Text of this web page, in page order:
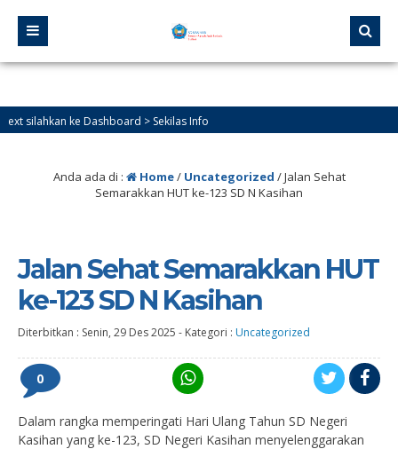
ke Dashboard > Sekilas Info
Anda ada di : Home/ Uncategorized /Jalan Sehat
Semarakkan HUT ke-123 SD N Kasihan
Jalan Sehat Semarakkan HUT
ke-123 SD N Kasihan
Diterbitkan : Senin, 29 Des 2025 - Kategori : Uncategorized
0
Dalam rangka memperingati Hari Ulang Tahun SD Negeri
Kasihan yang ke-123, SD Negeri Kasihan menyelenggarakan